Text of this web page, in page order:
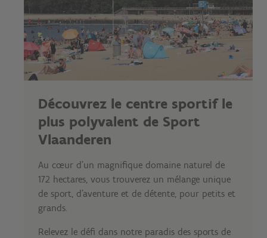
Découvrez le centre sportif le
plus polyvalent de Sport
Vlaanderen
Au cœur d'un magnifique domaine naturel de
172 hectares, vous trouverez un mélange unique
de sport, d'aventure et de détente, pour petits et
grands.
Relevez le défi dans notre paradis des sports de